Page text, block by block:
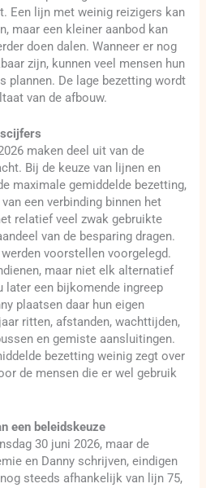
Een lijn met weinig reizigers kan
maar een kleiner aanbod kan
doen dalen. Wanneer er nog
zijn, kunnen veel mensen hun
plannen. De lage bezetting wordt
van de afbouw.
maken deel uit van de
Bij de keuze van lijnen en
maximale gemiddelde bezetting,
een verbinding binnen het
relatief veel zwak gebruikte
van de besparing dragen.
voorstellen voorgelegd.
maar niet elk alternatief
later een bijkomende ingreep
plaatsen daar hun eigen
ritten, afstanden, wachttijden,
en gemiste aansluitingen.
bezetting weinig zegt over
de mensen die er wel gebruik
een beleidskeuze
30 juni 2026, maar de
en Danny schrijven, eindigen
steeds afhankelijk van lijn 75,